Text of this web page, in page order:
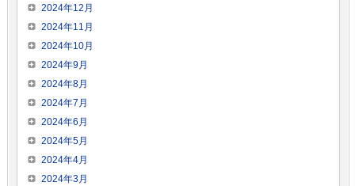
2024年12月
2024年11月
2024年10月
2024年9月
2024年8月
2024年7月
2024年6月
2024年5月
2024年4月
2024年3月